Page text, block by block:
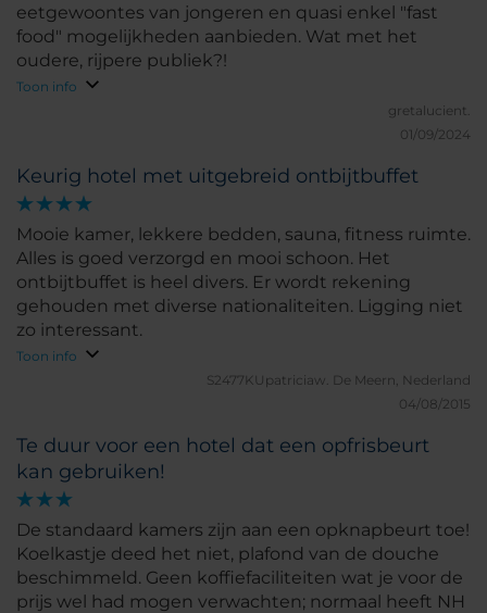
eetgewoontes van jongeren en quasi enkel "fast
food" mogelijkheden aanbieden. Wat met het
oudere, rijpere publiek?!
Toon info
gretalucient.
01/09/2024
Keurig hotel met uitgebreid ontbijtbuffet
Mooie kamer, lekkere bedden, sauna, fitness ruimte.
Alles is goed verzorgd en mooi schoon. Het
ontbijtbuffet is heel divers. Er wordt rekening
gehouden met diverse nationaliteiten. Ligging niet
zo interessant.
Toon info
S2477KUpatriciaw. De Meern, Nederland
04/08/2015
Te duur voor een hotel dat een opfrisbeurt
kan gebruiken!
De standaard kamers zijn aan een opknapbeurt toe!
Koelkastje deed het niet, plafond van de douche
beschimmeld. Geen koffiefaciliteiten wat je voor de
prijs wel had mogen verwachten; normaal heeft NH